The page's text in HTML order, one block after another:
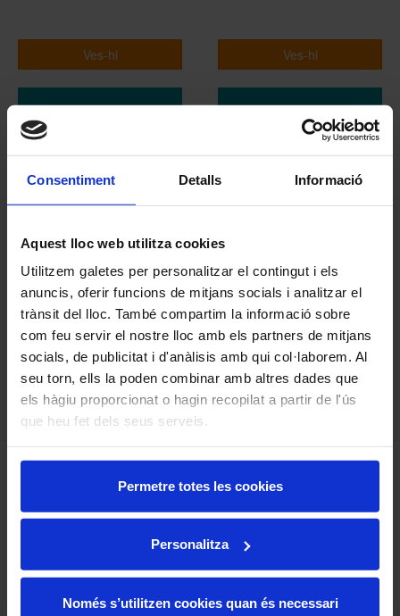
Consentiment Detalls Informació
Aquest lloc web utilitza cookies
Utilitzem galetes per personalitzar el contingut i els
anuncis, oferir funcions de mitjans socials i analitzar el
trànsit del lloc. També compartim la informació sobre
com feu servir el nostre lloc amb els partners de mitjans
socials, de publicitat i d'anàlisis amb qui col·laborem. Al
seu torn, ells la poden combinar amb altres dades que
els hàgiu proporcionat o hagin recopilat a partir de l'ús
que heu fet dels seus serveis.
Permetre totes les cookies
Personalitza
Només s’utilitzen cookies quan és necessari
Ves-hi Ves-hi
Catàleg
Consulta les nostres tarifes
en format pdf d'equips de
Sobretaula i portatils.
Ves-hi
Botiga
través de la nostra botiga
online. Tots els productes
del stock i més!
Ves-hi